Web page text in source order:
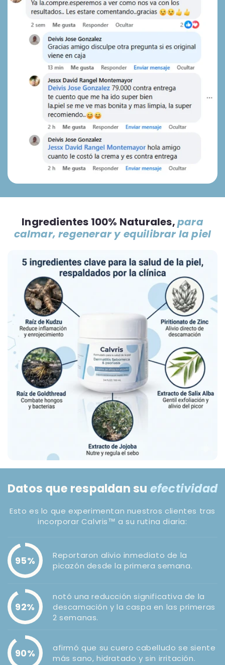
Ingredientes 100% Naturales,para
calmar, regenerar y equilibrar la piel
Datos que respaldan su efectividad
Esto es lo que experimentan nuestros clientes tras
incorporar Calvris™ a su rutina diaria:
95%
Reportaron alivio inmediato de la
picazón desde la primera semana.
92%
notó una reducción significativa de la
descamación y la caspa en las primeras
2 semanas.
90%
afirmó que su cuero cabelludo se siente
más sano, hidratado y sin irritación.